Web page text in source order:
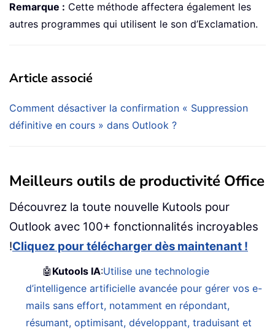
Remarque : Cette méthode affectera également les
autres programmes qui utilisent le son d’Exclamation.
Article associé
Comment désactiver la confirmation « Suppression
définitive en cours » dans Outlook ?
Meilleurs outils de productivité Office
Découvrez la toute nouvelle Kutools pour
Outlook avec 100+ fonctionnalités incroyables
!Cliquez pour télécharger dès maintenant !
🤖 Kutools IA:Utilise une technologie
d’intelligence artificielle avancée pour gérer vos e-
mails sans effort, notamment en répondant,
résumant, optimisant, développant, traduisant et